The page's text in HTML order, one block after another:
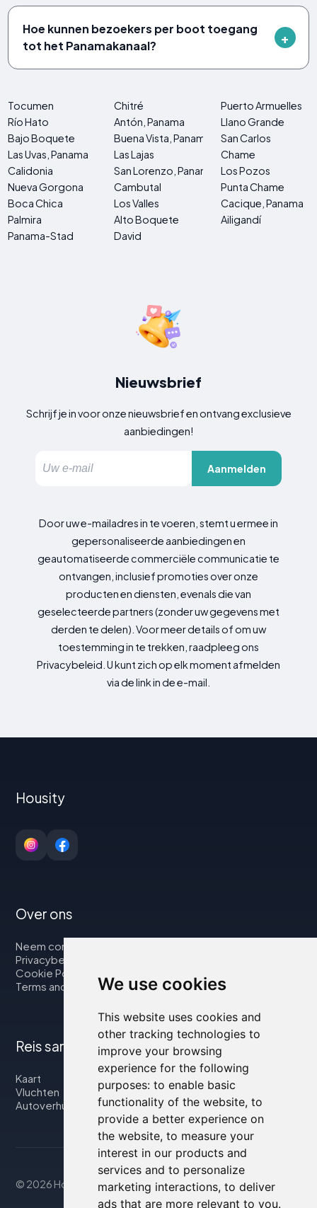
We use cookies
This website uses cookies and
other tracking technologies to
improve your browsing
experience for the following
purposes: to enable basic
functionality of the website, to
provide a better experience on
the website, to measure your
interest in our products and
services and to personalize
marketing interactions, to deliver
ads that are more relevant to you.
Hoe kunnen bezoekers per boot toegang
tot het Panamakanaal?
Tocumen Chitré
Puerto Armuelles
Río Hato
Antón, Panama
Llano Grande
Bajo Boquete
Buena Vista, Panama
San Carlos
Las Uvas, Panama
Las Lajas
Chame
Calidonia
San Lorenzo, Panama
Los Pozos
Nueva Gorgona
Cambutal
Punta Chame
Boca Chica
Los Valles
Cacique, Panama
Palmira
Alto Boquete
Ailigandí
Panama-Stad
David
Nieuwsbrief
Schrijf je in voor onze nieuwsbrief en ontvang exclusieve
aanbiedingen!
Aanmelden
Door uw e-mailadres in te voeren, stemt u ermee in
gepersonaliseerde aanbiedingen en
geautomatiseerde commerciële communicatie te
ontvangen, inclusief promoties over onze
producten en diensten, evenals die van
geselecteerde partners (zonder uw gegevens met
derden te delen). Voor meer details of om uw
toestemming in te trekken, raadpleeg ons
Privacybeleid. U kunt zich op elk moment afmelden
via de link in de e-mail.
Housity
Over ons
Neem contact op met
Privacybeleid
Cookie Policy
Terms and Conditions
Reis samen met ons
Kaart
Vluchten
Autoverhuur
© 2026 Housity.net